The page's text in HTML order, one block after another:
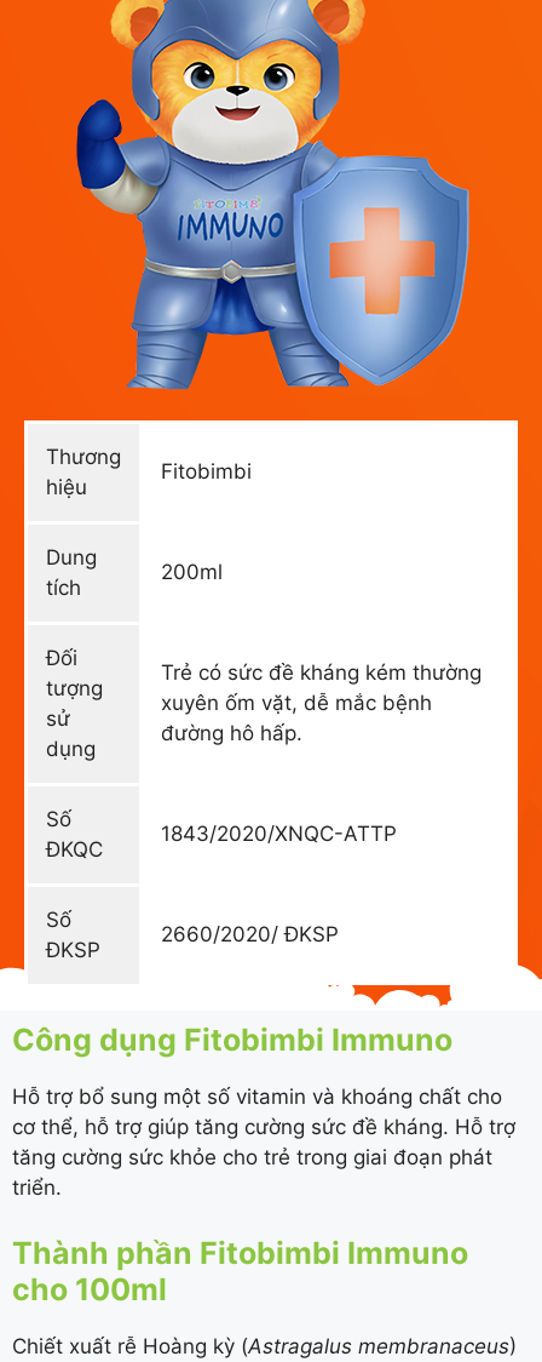
Thương
hiệu
Fitobimbi
Dung
tích
200ml
Đối
tượng
sử
dụng
Trẻ có sức đề kháng kém thường
xuyên ốm vặt, dễ mắc bệnh
đường hô hấp.
Số
ĐKQC
1843/2020/XNQC-ATTP
Số
ĐKSP
2660/2020/ ĐKSP
Công dụng Fitobimbi Immuno
Hỗ trợ bổ sung một số vitamin và khoáng chất cho
cơ thể, hỗ trợ giúp tăng cường sức đề kháng. Hỗ trợ
tăng cường sức khỏe cho trẻ trong giai đoạn phát
triển.
Thành phần Fitobimbi Immuno
cho 100ml
Chiết xuất rễ Hoàng kỳ (Astragalus membranaceus)